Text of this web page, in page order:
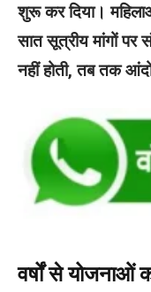
शुरू कर दिया।
सात सूत्रीय मांगों पर
नहीं होती, तब तक
वर्षों से योजनाओं